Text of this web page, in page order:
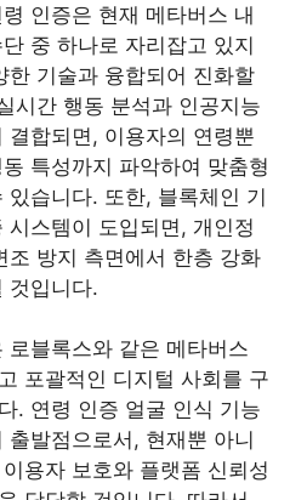
인증은 현재 메타버스 내
중 하나로 자리잡고 있지
한 기술과 융합되어 진화할
시간 행동 분석과 인공지능
결합되면, 이용자의 연령뿐
특성까지 파악하여 맞춤형
있습니다. 또한, 블록체인 기
시스템이 도입되면, 개인정
조 방지 측면에서 한층 강화
것입니다.
로블록스와 같은 메타버스
포괄적인 디지털 사회를 구
. 연령 인증 얼굴 인식 기능
발점으로서, 현재뿐 아니
용자 보호와 플랫폼 신뢰성